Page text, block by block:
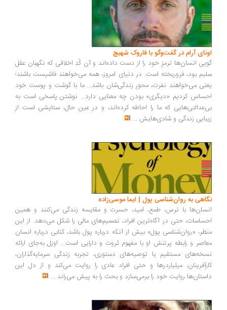
اونای آرام در گفت‌وگو با فاروک شهیچ‭
گویی انسان‌ها ترمزِ خود را از دست داده‌اند و آن کُدِ اخلاقی که نگهبان عقل
سلیم بود، فروریخته است. در دنیای امروز، همه می‌خواهند فاشیست باشند؛
یعنی می‌خواهند نفرت، محورِ زندگی‌شان باشد... ما با گوشت و پوست خود
احساس کردیم «دیگری» بودن چه معنایی دارد... نوشتن پاسخی است به
بی‌عدالتی‌هایی که ما را احاطه کرده‌اند، و در عین حال، ستایشی است از
زیبایی زندگی و شادی‌هایش ...
نگاهی به روان‌شناسی پول | ایما موسی‌زاده
انسان‌ها با ترس، طمع، امید، حسرت و مقایسه زندگی می‌کنند و همین
احساسات، حتی در آگاه‌ترین افراد، تصمیم‌های مالی را شکل می‌دهد. از این
منظر، «روان‌شناسی پول» بیش از آنکه درباره پول باشد، کتابی درباره انسان
معاصر و رابطه پرتنش او با مفهوم ثروت و دارایی است... اوزل به‌جای ارائه
نسخه‌های مستقیم یا توصیه‌های دستوری، تجربه زندگی سرمایه‌گذاران،
کارآفرینان، میلیاردرها و حتی افراد عادی را روایت می‌کند و از دل این
داستان‌ها روایت خود را برمی‌سازد و بحث را به پیش می‌راند ...